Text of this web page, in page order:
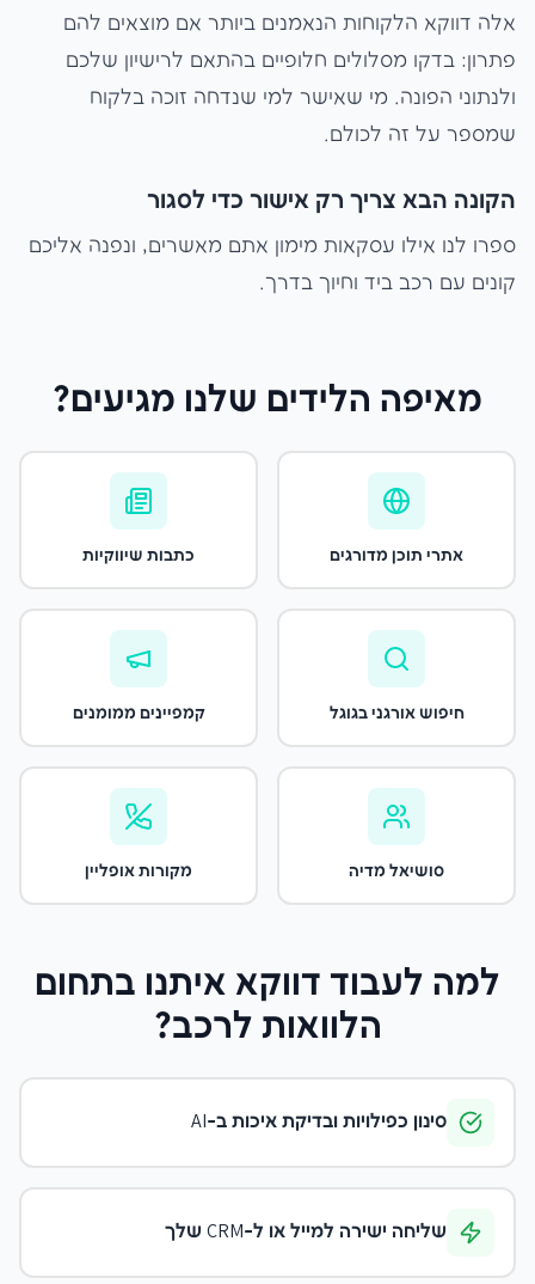
אלה דווקא הלקוחות הנאמנים ביותר אם מוצאים להם
פתרון: בדקו מסלולים חלופיים בהתאם לרישיון שלכם
ולנתוני הפונה. מי שאישר למי שנדחה זוכה בלקוח
שמספר על זה לכולם.
הקונה הבא צריך רק אישור כדי לסגור
ספרו לנו אילו עסקאות מימון אתם מאשרים, ונפנה אליכם
קונים עם רכב ביד וחיוך בדרך.
מאיפה הלידים שלנו מגיעים?
אתרי תוכן מדורגים כתבות שיווקיות
חיפוש אורגני בגוגל קמפיינים ממומנים
סושיאל מדיה מקורות אופליין
למה לעבוד דווקא איתנו בתחום
הלוואות לרכב?
סינון כפילויות ובדיקת איכות ב-AI
שליחה ישירה למייל או ל-CRM שלך